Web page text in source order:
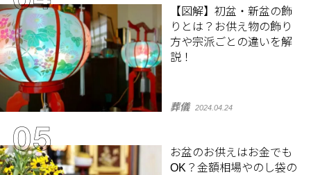
【図解】初盆・新盆の飾
りとは？お供え物の飾り
方や宗派ごとの違いを解
説！
葬儀 2024.04.24
お盆のお供えはお金でも
OK？金額相場やのし袋の